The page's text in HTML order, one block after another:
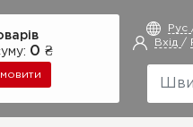
Вхід /
Рус
0 ₴